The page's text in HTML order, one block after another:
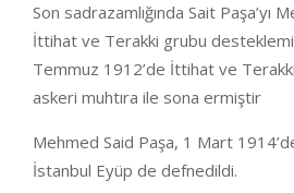
Son sadrazamlığında Sait Paşa’yı
İttihat ve Terakki grubu
Temmuz 1912’de İttihat ve
askeri muhtıra ile sona ermiştir
Mehmed Said Paşa, 1 Mart
İstanbul Eyüp de defnedildi.